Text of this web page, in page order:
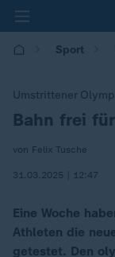
Sport
Umstrittener
:Bahn frei
von Felix Tusche
31.03.2025 | 12:47
Eine Woche
Athleten die
getestet. Den